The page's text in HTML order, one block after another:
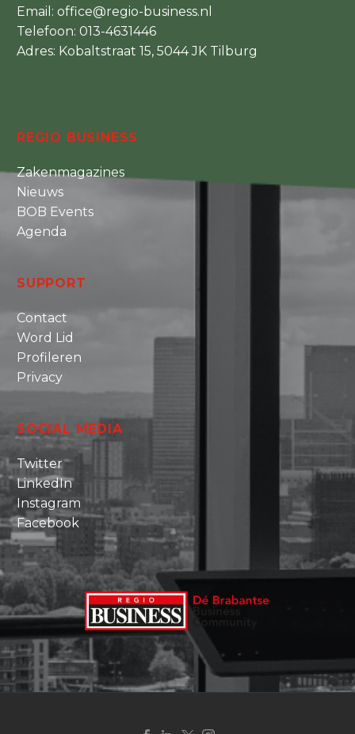
Email: office@regio-business.nl
Telefoon: 013-4631446
Adres: Kobaltstraat 15, 5044 JK Tilburg
REGIO BUSINESS
Zakenmagazines
Nieuws
BOB Events
Agenda
SUPPORT
Contact
Word Lid
Profileren
Privacy
SOCIAL MEDIA
Twitter
LinkedIn
Instagram
Facebook